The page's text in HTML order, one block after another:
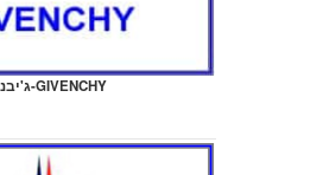
ג'יבנשי-GIVENCHY